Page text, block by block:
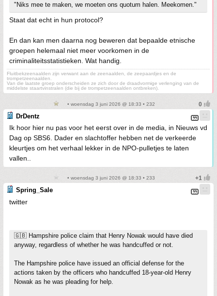
"Niks mee te maken, we moeten ons quotum halen. Meekomen."
Staat dat echt in hun protocol?
En dan kan men daarna nog beweren dat bepaalde etnische
groepen helemaal niet meer voorkomen in de
criminaliteitsstatistieken. Wat handig.
Fluitbekzeenaalden zijn verwant aan de zeenaalden, de zeepaardjes en de
trompetzeenaalden.
Van die laatste groep onderscheiden ze zich door de draadvormige verlenging van de
middelste staartvinstralen (die bij de trompetzeenaalden ontbreken).
• woensdag 3 juni 2026 @ 18:33 • 232
DrDentz
Ik hoor hier nu pas voor het eerst over in de media, in Nieuws vd
Dag op SBS6. Dader en slachtoffer hebben net de verkeerde
kleurtjes om het verhaal lekker in de NPO-pulletjes te laten
vallen..
• woensdag 3 juni 2026 @ 18:33 • 233
Spring_Sale
twitter
🇬🇧 Hampshire police claim that Henry Nowak would have died
anyway, regardless of whether he was handcuffed or not.
The Hampshire police have issued an official defense for the
actions taken by the officers who handcuffed 18-year-old Henry
Nowak as he was pleading for help.